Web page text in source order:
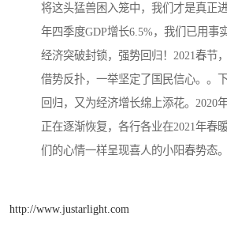
将这头猛兽困入笼中，我们才是真正
年四季度GDP增长6.5%，我们已用事
经济突破封锁，强势回归！2021春节
借势反扑，一举坚定了国民信心。。
回归，又为经济增长绵上添花。2020
正在逐渐恢复，各行各业在2021年春
们的心情一样呈现喜人的小阳春势态。
http://www.justarlight.com